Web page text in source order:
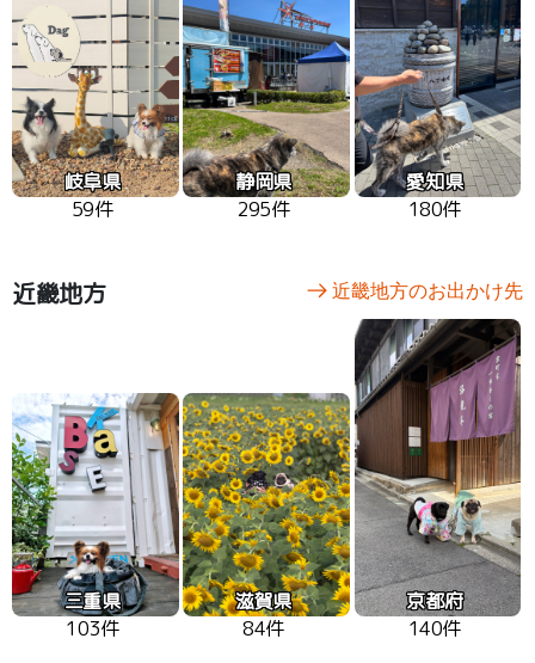
岐阜県
59件
静岡県
295件
愛知県
180件
近畿地方 近畿地方のお出かけ先
三重県
103件
滋賀県
84件
京都府
140件